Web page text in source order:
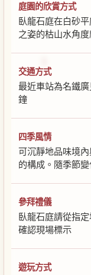
庭園的欣賞方式
臥龍石庭在白砂
之姿的枯山水角
交通方式
最近車站為名鐵
鐘
四季風情
可沉靜地品味境
的構成。隨季節
參拜禮儀
臥龍石庭請從指
確認現場標示
遊玩方式